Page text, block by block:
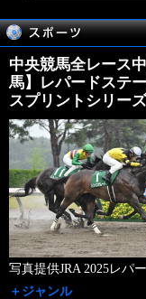
中央競馬全レース
馬】レパードステ
スプリントシリー
写真提供JRA 2025レパ
＋ジャンル